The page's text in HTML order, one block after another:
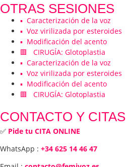
OTRAS SESIONES
▪️ Caracterización de la voz
▪️ Voz virilizada por esteroides
▪️ Modificación del acento
🟥 CIRUGÍA: Glotoplastia
▪️ Caracterización de la voz
▪️ Voz virilizada por esteroides
▪️ Modificación del acento
🟥 CIRUGÍA: Glotoplastia
CONTACTO Y CITAS
✅ Pide tu CITA ONLINE
WhatsApp : +34 625 14 46 47